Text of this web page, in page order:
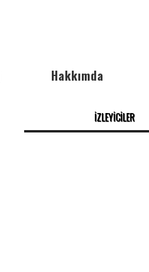
Hakkımda
İZLEYİCİLER